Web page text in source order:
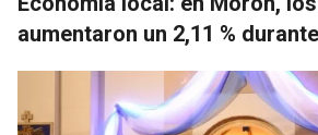
aumentaron un 2,11 %